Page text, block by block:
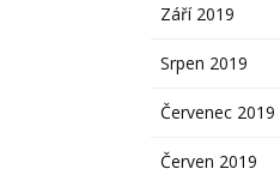
Září 2019
Srpen 2019
Červenec 2019
Červen 2019